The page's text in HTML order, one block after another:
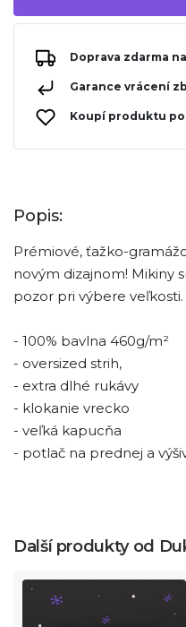
Doprava zdarma
Garance vrácení
Koupí produktu
Popis:
Prémiové, ťažko-
novým dizajnom! Mikiny
pozor pri výbere veľkosti.
- 100% bavlna 460g/m²
- oversized strih,
- extra dlhé rukávy
- klokanie vrecko
- veľká kapucňa
- potlač na prednej a
Další produkty od